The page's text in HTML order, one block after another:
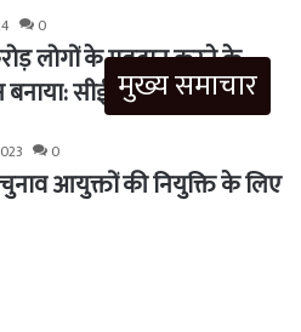
0
लोगों के मतदान करने के
बनाया: सीईसीमुख्य समाचार
0
आयुक्तों की नियुक्ति के लिए